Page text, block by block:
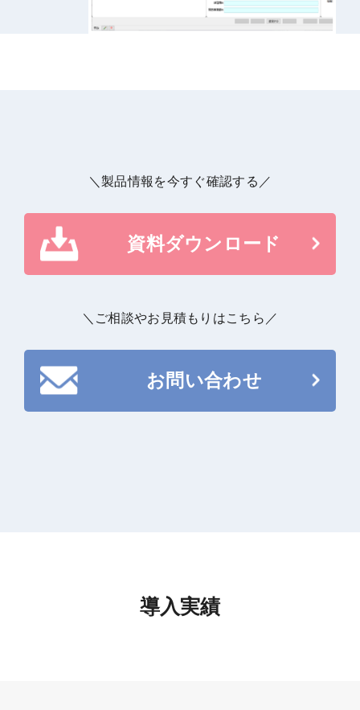
＼製品情報を今すぐ確認する／
資料ダウンロード
資料ダウンロード
＼ご相談やお見積もりはこちら／
お問い合わせ
お問い合わせ
導入実績